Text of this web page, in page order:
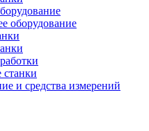
оборудование
и средства измерений